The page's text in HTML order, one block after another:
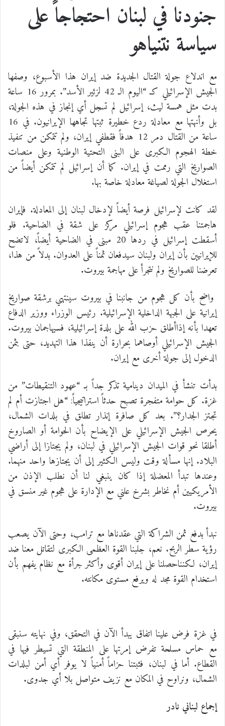
جنودنا في لبنان احتجاجاً على
سياسة نتنياهو
مع اندلاع جولة القتال الجديدة ضد إيران هذا الأسبوع، وصفها
الجيش الإسرائيلي كـ “اليوم الـ 42 لزئير الأسد”. بمرور 16 ساعة
بدت مثل همسة ليث، إسرائيل لم تسجل أي إنجاز في هذه الجولة،
بل وأنهتها مع معادلة ردع خطيرة ثبتها تجاهها الإيرانيون. في 16
ساعة من القتال دمر 12 هدفاً فقطفي إيران، ولم تتمكن من تنفيذ
خطة الهجوم الكبرى على البنى التحتية الوطنية وعلى منصات
الصواريخ التي رممت في إيران. كما أن إسرائيل لم تتمكن أيضاً من
استغلال الجولة لصياغة معادلة خاصة بها.
لقد كانت لإسرائيل فرصة أيضاً لإدخال لبنان إلى المعادلة. فإيران
هاجمتنا عقب هجوم إسرائيلي مركز على شقة في الضاحية. فلو
أسقطت إسرائيل في ردها 20 مبنى في الضاحية أيضاً، لاتضح
للإيرانيين بأن إيران ولبنان سيدفعان ثمناً على العدوان. بدلاً من هذا،
تعرضنا للصواريخ ولم نتجرأ على مهاجمة بيروت.
واضح بأن كل هجوم من جانبنا في بيروت سينتهي برشقة صواريخ
إيرانية على الجبهة الداخلية الإسرائيلية. رئيس الوزراء ووزير الدفاع
تعهدا بأنه إذاأطلق حزب الله على بلدة إسرائيلية، فسيهاجمان بيروت.
الجيش الإسرائيلي أوصاهما بحرارة أن ينفذا هذا التهديد، حتى بثمن
الدخول إلى جولة أخرى مع إيران.
بدأت تنشأ في الميدان دينامية تذكر جداً بـ “عهود التنقيطات” من
غزة. كل حوامة متفجرة تصبح حدثاً استراتيجياً: “هل اجتازت أم لم
تجتز الجدار؟”. بعد كل صافرة إنذار تطلق في بلدات الشمال،
يحرص الجيش الإسرائيلي على الإيضاح بأن الحوامة أو الصاروخ
أطلقا نحو قوات الجيش الإسرائيلي في لبنان، ولم يجتازا إلى أراضي
البلاد. إنها مسألة وقت وليس الكثير إلى أن يجتازها واحد منهما.
وعندها تبدأ المعضلة إذا كان ينبغي لنا أن نطلب الإذن من
الأمريكيين أم نخاطر بشرخ علني مع الإدارة على هجوم غير منسق في
بيروت.
نبدأ بدفع ثمن الشراكة التي عقدناها مع ترامب، وحتى الآن يصعب
رؤية سطر الربح. نعم، جلبنا القوة العظمى الكبرى لتقاتل معنا ضد
إيران، لكنناحصلنا على إيران أقوى وأكثر جرأة مع نظام يفهم بأن
استخدام القوة مجد له ويرفع مستوى مكانته.
في غزة فرض علينا اتفاق يبدأ الآن في التحقق، وفي نهايته سنبقى
مع حماس مسلحة تفرض إمرتها على المنطقة التي تسيطر فيها في
القطاع. أما في لبنان، فثبتنا حزاماً أمنياً لا يوفر أي أمن لبلدات
الشمال، ونراوح في المكان مع نزيف متواصل بلا أي جدوى.
إجماع لبناني نادر